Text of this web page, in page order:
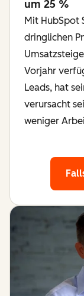
um 25 %
Mit HubSpot
dringlichen
Vorjahr
Leads, hat
verursacht
weniger